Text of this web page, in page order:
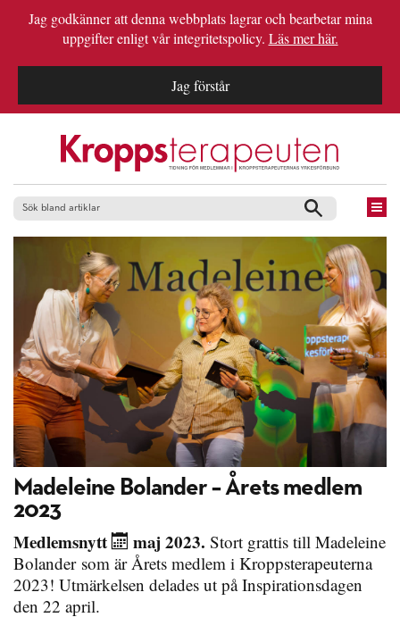
Jag godkänner att denna webbplats lagrar och bearbetar mina
uppgifter enligt vår integritetspolicy. Läs mer här.
Jag förstår
Madeleine Bolander – Årets medlem
2023
Medlemsnytt
maj 2023. Stort grattis till Madeleine
Bolander som är Årets medlem i Kroppsterapeuterna
2023! Utmärkelsen delades ut på Inspirationsdagen
den 22 april.